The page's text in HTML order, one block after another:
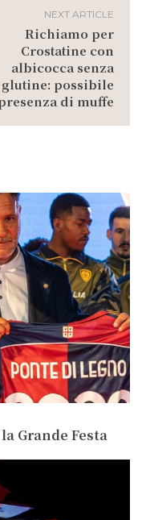
NEXT ARTICLE
Richiamo per
Crostatine con
albicocca senza
glutine: possibile
di muffe
Grande Festa